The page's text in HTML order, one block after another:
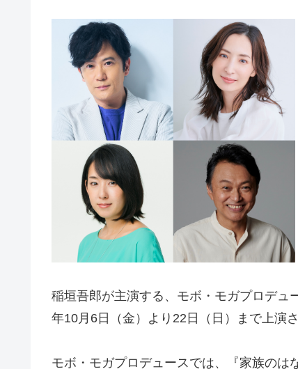
稲垣吾郎が主演する、モボ・モガプロデュ
年10月6日（金）より22日（日）まで上演さ
モボ・モガプロデュースでは、『家族のは